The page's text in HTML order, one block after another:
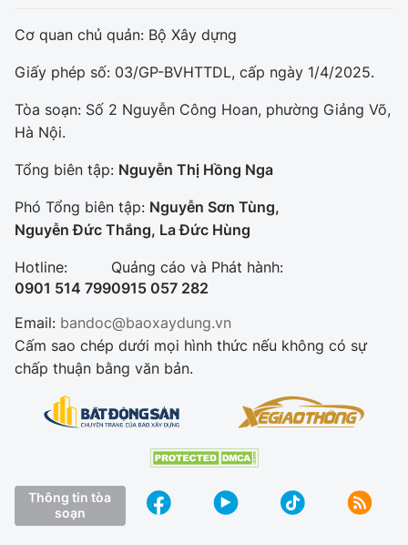
Cơ quan chủ quản: Bộ Xây dựng
Giấy phép số: 03/GP-BVHTTDL, cấp ngày 1/4/2025.
Tòa soạn: Số 2 Nguyễn Công Hoan, phường Giảng Võ,
Hà Nội.
Tổng biên tập: Nguyễn Thị Hồng Nga
Phó Tổng biên tập: Nguyễn Sơn Tùng,
Nguyễn Đức Thắng, La Đức Hùng
Hotline:
0901 514 799
Quảng cáo và Phát hành:
0915 057 282
Email: bandoc@baoxaydung.vn
Cấm sao chép dưới mọi hình thức nếu không có sự
chấp thuận bằng văn bản.
Thông tin tòa
soạn